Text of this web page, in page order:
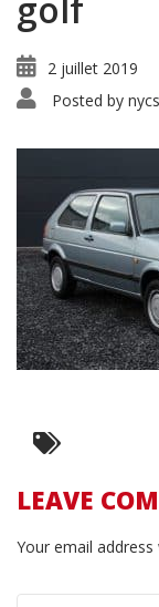
2 juillet 2019
Posted by nycs
LEAVE
Your email